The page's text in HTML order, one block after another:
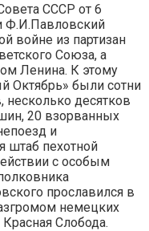
СССР от 6
Ф.И.Павловский
войне из партизан
Союза, а
Ленина. К этому
Октябрь» были сотни
несколько десятков
20 взорванных
и
штаб пехотной
с особым
прославился в
немецких
Слобода.